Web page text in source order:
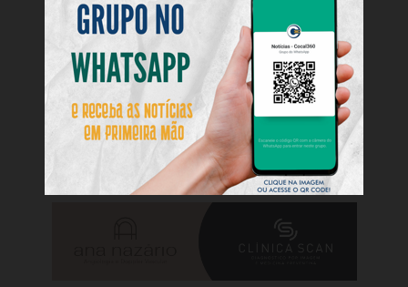
onde vai parte do imposto. Quando o contribuinte
entende que não há custo adicional e que o
recurso pode beneficiar a própria cidade, a
adesão tende a aumentar”, conclui Rudmar
Mariano.
Por Ana Paula Nesi